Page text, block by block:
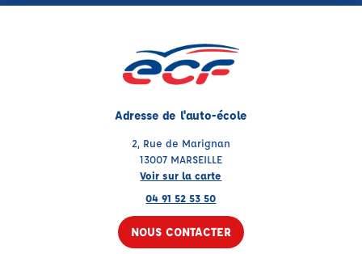
Adresse de l'auto-école
2, Rue de Marignan
13007 MARSEILLE
Voir sur la carte
04 91 52 53 50
NOUS CONTACTER